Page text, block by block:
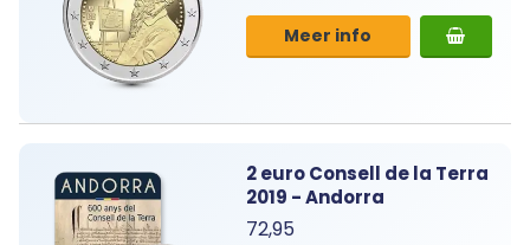
Meer info
2 euro Consell de la Terra
2019 - Andorra
72,95